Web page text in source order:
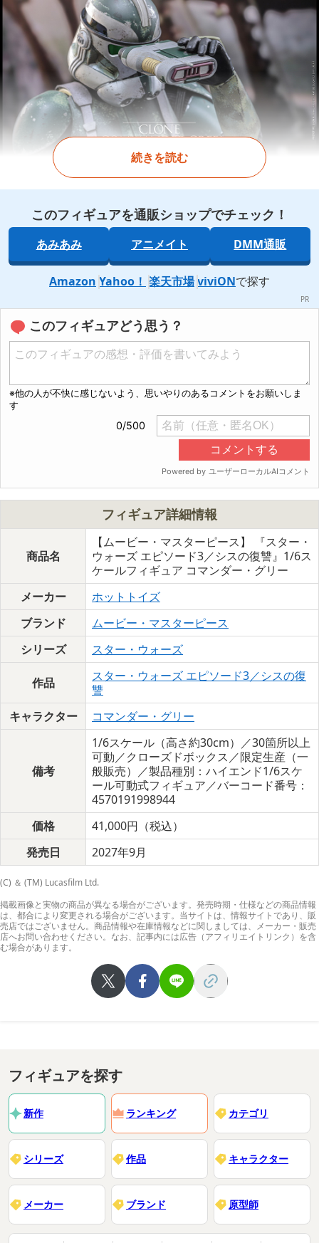
続きを読む
このフィギュアを通販ショップでチェック！
あみあみ アニメイト DMM通販
Amazon Yahoo！ 楽天市場 viviONで探す
このフィギュアどう思う？
フィギュア詳細情報
商品名
【ムービー・マスターピース】 『スター・
ウォーズ エピソード3／シスの復讐』1/6ス
ケールフィギュア コマンダー・グリー
メーカー
ホットトイズ
ブランド
ムービー・マスターピース
シリーズ
スター・ウォーズ
作品
スター・ウォーズ エピソード3／シスの復
讐
キャラクター
コマンダー・グリー
備考
1/6スケール（高さ約30cm）／30箇所以上
可動／クローズドボックス／限定生産（一
般販売）／製品種別：ハイエンド1/6スケ
ール可動式フィギュア／バーコード番号：
4570191998944
価格
41,000円（税込）
発売日
2027年9月
(C) ＆ (TM) Lucasfilm Ltd.
掲載画像と実物の商品が異なる場合がございます。発売時期・仕様などの商品情報
は、都合により変更される場合がございます。当サイトは、情報サイトであり、販
売店ではございません。商品情報や在庫情報などに関しましては、メーカー・販売
店へお問い合わせください。なお、記事内には広告（アフィリエイトリンク）を含
む場合があります。
フィギュアを探す
新作 ランキング カテゴリ
シリーズ 作品 キャラクター
メーカー ブランド 原型師